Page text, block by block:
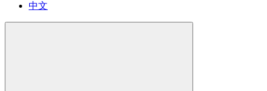
中文